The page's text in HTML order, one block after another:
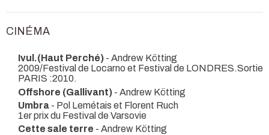
CINÉMA
Ivul.(Haut Perché) - Andrew Kötting
2009/Festival de Locarno et Festival de LONDRES.Sortie
PARIS :2010.
Offshore (Gallivant) - Andrew Kötting
Umbra - Pol Lemétais et Florent Ruch
1er prix du Festival de Varsovie
Cette sale terre - Andrew Kötting